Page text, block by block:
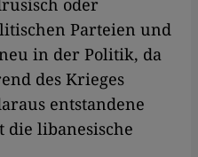
oder
Parteien und
in der Politik, da
des Krieges
entstandene
libanesische